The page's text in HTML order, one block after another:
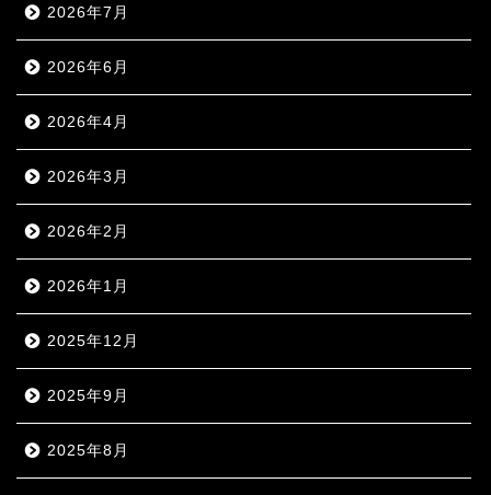
2026年7月
2026年6月
2026年4月
2026年3月
2026年2月
2026年1月
2025年12月
2025年9月
2025年8月